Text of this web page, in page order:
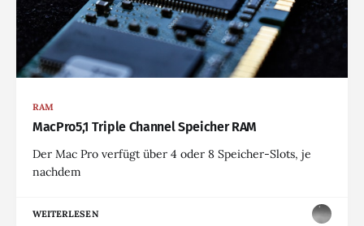
RAM
MacPro5,1 Triple Channel Speicher RAM
Der Mac Pro verfügt über 4 oder 8 Speicher-Slots, je
nachdem
WEITERLESEN